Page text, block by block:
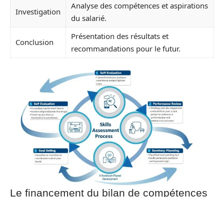
Investigation
Analyse des compétences et aspirations
du salarié.
Conclusion
Présentation des résultats et
recommandations pour le futur.
Le financement du bilan de compétences